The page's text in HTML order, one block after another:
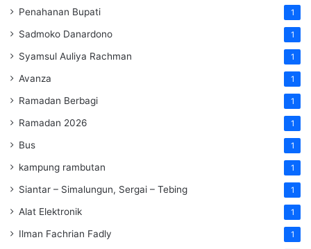
Penahanan Bupati 1
Sadmoko Danardono 1
Syamsul Auliya Rachman 1
Avanza 1
Ramadan Berbagi 1
Ramadan 2026 1
Bus 1
kampung rambutan 1
Siantar – Simalungun, Sergai – Tebing 1
Alat Elektronik 1
Ilman Fachrian Fadly 1